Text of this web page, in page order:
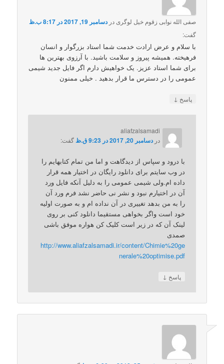
صفی الله نوابی زقوم خیل لوگری دردسامبر 19, 2017 در 8:17 ب.ظ
گفت:
با سلام و عرض ارادت خدمت شما استاد بزرگوار و انسان
فرهیخته. همیشه پیروز و سلامت باشید. با آرزوی بهترین ها
برای شما استاد عزیز. یک خواهیش دارم اگر فایل جدید شیمی
عمومی را در دسترس ما قرار بدهید . خیلی ممنون
پاسخ ↓
aliafzalsamadi
دردسامبر 20, 2017 در 9:23 ق.ظ گفت:
با درود و سپاس از دیدگاهت و اما من تمام کتابهایم را
در وب سایتم برای دانلود رایگان در اختیار همه قرار
داده ام.ولی شیمی عمومی را به دلیل آنکه فایل ورد
آن در اختیارم نبود و نشر نی حاضر نشد فرم ورد آن
را به من بدهد تغییری در آن نداده ام و به صورت اولیه
خود است واگر بخواهی مستقیما دانلود کنی بر روی
لینک آن که در زیر است کلیک کن هواره موفق باشی
صمدی
http://www.aliafzalsamadi.ir/content/Chimie%20ge
nerale%20optimise.pdf
پاسخ ↓